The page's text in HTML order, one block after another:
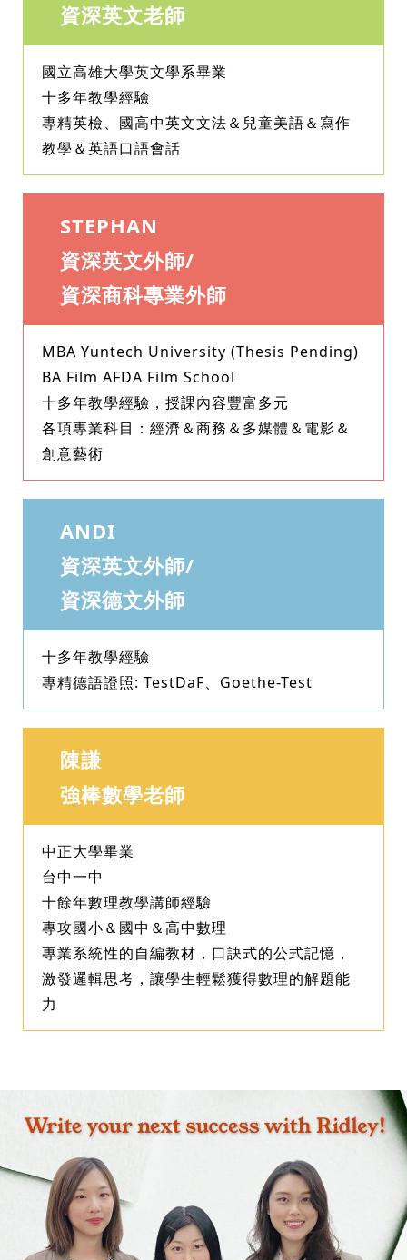
資深英文老師
國立高雄大學英文學系畢業
十多年教學經驗
專精英檢、國高中英文文法＆兒童美語＆寫作
教學＆英語口語會話
STEPHAN
資深英文外師/
資深商科專業外師
MBA Yuntech University (Thesis Pending)
BA Film AFDA Film School
十多年教學經驗，授課內容豐富多元
各項專業科目：經濟＆商務＆多媒體＆電影＆
創意藝術
ANDI
資深英文外師/
資深德文外師
十多年教學經驗
專精德語證照: TestDaF、Goethe-Test
陳謙
強棒數學老師
中正大學畢業
台中一中
十餘年數理教學講師經驗
專攻國小＆國中＆高中數理
專業系統性的自編教材，口訣式的公式記憶，
激發邏輯思考，讓學生輕鬆獲得數理的解題能
力